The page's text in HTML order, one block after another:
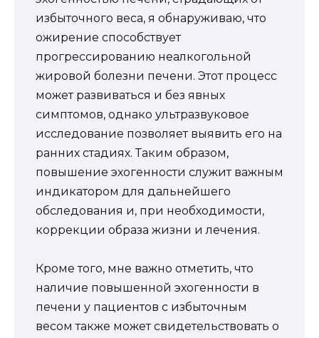
избыточного веса, я обнаруживаю, что
ожирение способствует
прогрессированию неалкогольной
жировой болезни печени. Этот процесс
может развиваться и без явных
симптомов, однако ультразвуковое
исследование позволяет выявить его на
ранних стадиях. Таким образом,
повышение эхогенности служит важным
индикатором для дальнейшего
обследования и, при необходимости,
коррекции образа жизни и лечения.
Кроме того, мне важно отметить, что
наличие повышенной эхогенности в
печени у пациентов с избыточным
весом также может свидетельствовать о